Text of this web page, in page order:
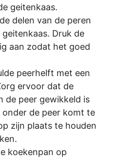
geitenkaas.
delen van de peren
Druk de
aan zodat het goed
peerhelft met een
ervoor dat de
de peer gewikkeld is
onder de peer komt te
zijn plaats te houden
koekenpan op